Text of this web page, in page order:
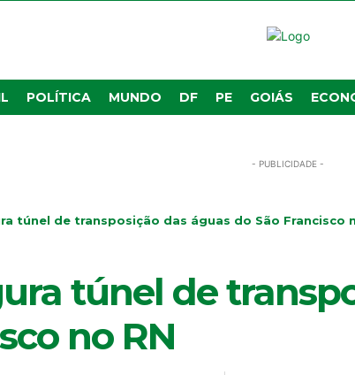
POLÍTICA MUNDO DF PE GOIÁS
- PUBLICIDADE -
túnel de transposição das águas do São Francisco
túnel de
no RN